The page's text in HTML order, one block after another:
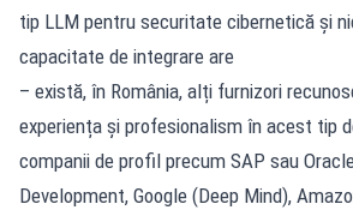
tip LLM pentru securitate cibernetică și
capacitate de integrare are
– există, în România, alți furnizori
experiența și profesionalism în acest tip
companii de profil precum SAP sau
Development, Google (Deep Mind),